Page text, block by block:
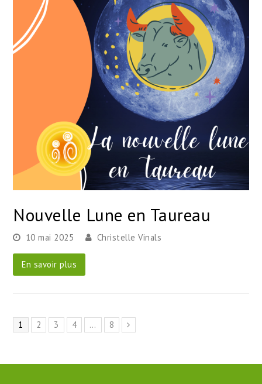
Nouvelle Lune en Taureau
10 mai 2025 Christelle Vinals
En savoir plus
Page
1 Page
2 Page
3 Page
4 … Page
8 Suivant